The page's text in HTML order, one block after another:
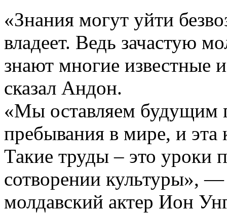
«Знания могут уйти
владеет. Ведь зачастую
знают многие известные
сказал Андон.
«Мы оставляем будущим
пребывания в мире, и эта
Такие труды – это уроки
сотворении культуры»,
молдавский актер Ион